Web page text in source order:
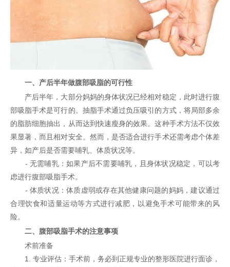
一、产后半年做腹部吸脂的可行性
产后半年，大部分妈妈的身体状况已经相对稳定，此时进行腹
部吸脂手术是可行的。抽脂手术通过负压吸引的方式，将局部多余
的脂肪细胞抽出，从而达到快速瘦身的效果。这种手术方法不仅效
果显著，而且相对安全。然而，是否适合进行手术还需考虑个体差
异，如产后是否需要哺乳、体质状况等。
- 无需哺乳：如果产后不需要哺乳，且身体状况稳定，可以考
虑进行腹部吸脂手术。
- 体质状况：体质虚弱或存在其他健康问题的妈妈，建议通过
合理饮食和适量运动等方式进行减肥，以避免手术可能带来的风
险。
二、腹部吸脂手术的注意事项
术前准备
1. 专业评估：手术前，务必到正规专业的整形医院进行面诊，